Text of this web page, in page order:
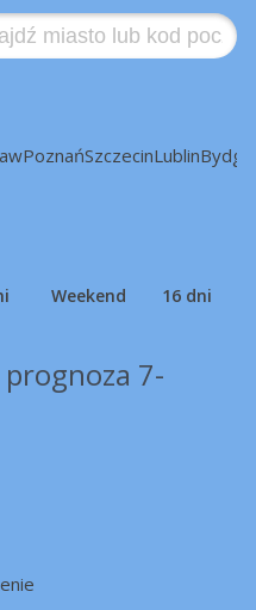
PoznańSzczecinLublin
Weekend 16 dni
7-